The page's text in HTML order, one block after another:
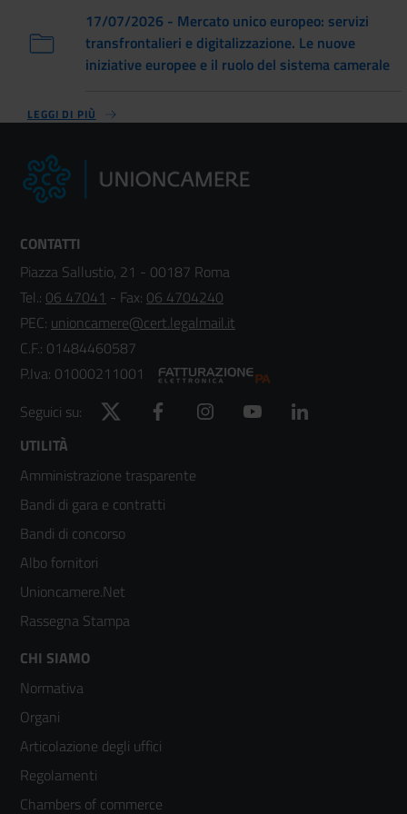
17/07/2026 - Mercato unico europeo: servizi
transfrontalieri e digitalizzazione. Le nuove
iniziative europee e il ruolo del sistema camerale
LEGGI DI PIÙ
CONTATTI
Piazza Sallustio, 21 - 00187 Roma
Tel.: 06 47041 - Fax: 06 4704240
PEC: unioncamere@cert.legalmail.it
C.F.: 01484460587
P.Iva: 01000211001
Seguici su:
Twitter Facebook Instagram YouTube
Footer
menù
colonna
2
UTILITÀ
Amministrazione trasparente
Bandi di gara e contratti
Bandi di concorso
Albo fornitori
Unioncamere.Net
Rassegna Stampa
Footer
menù
colonna
3
CHI SIAMO
Normativa
Organi
Articolazione degli uffici
Regolamenti
Chambers of commerce